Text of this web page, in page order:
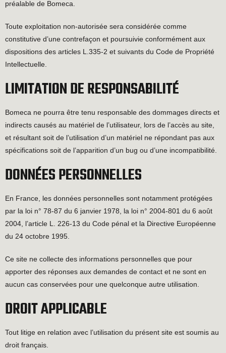
préalable de Bomeca.
Toute exploitation non-autorisée sera considérée comme
constitutive d’une contrefaçon et poursuivie conformément aux
dispositions des articles L.335-2 et suivants du Code de Propriété
Intellectuelle.
LIMITATION DE RESPONSABILITÉ
Bomeca ne pourra être tenu responsable des dommages directs et
indirects causés au matériel de l’utilisateur, lors de l’accès au site,
et résultant soit de l’utilisation d’un matériel ne répondant pas aux
spécifications soit de l’apparition d’un bug ou d’une incompatibilité.
DONNÉES PERSONNELLES
En France, les données personnelles sont notamment protégées
par la loi n° 78-87 du 6 janvier 1978, la loi n° 2004-801 du 6 août
2004, l’article L. 226-13 du Code pénal et la Directive Européenne
du 24 octobre 1995.
Ce site ne collecte des informations personnelles que pour
apporter des réponses aux demandes de contact et ne sont en
aucun cas conservées pour une quelconque autre utilisation.
DROIT APPLICABLE
Tout litige en relation avec l’utilisation du présent site est soumis au
droit français.